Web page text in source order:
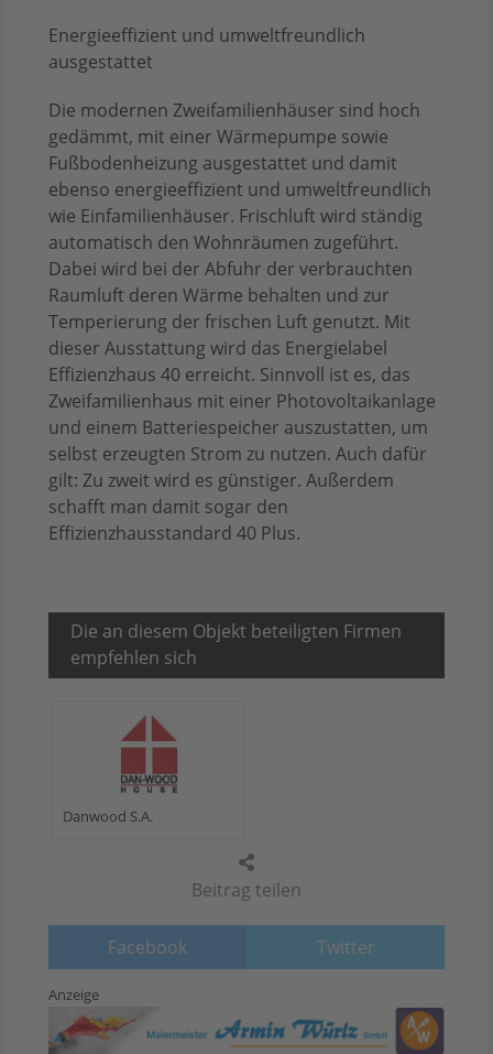
Beitrag teilen
Facebook Twitter
Energieeffizient und umweltfreundlich
ausgestattet
Die modernen Zweifamilienhäuser sind hoch
gedämmt, mit einer Wärmepumpe sowie
Fußbodenheizung ausgestattet und damit
ebenso energieeffizient und umweltfreundlich
wie Einfamilienhäuser. Frischluft wird ständig
automatisch den Wohnräumen zugeführt.
Dabei wird bei der Abfuhr der verbrauchten
Raumluft deren Wärme behalten und zur
Temperierung der frischen Luft genutzt. Mit
dieser Ausstattung wird das Energielabel
Effizienzhaus 40 erreicht. Sinnvoll ist es, das
Zweifamilienhaus mit einer Photovoltaikanlage
und einem Batteriespeicher auszustatten, um
selbst erzeugten Strom zu nutzen. Auch dafür
gilt: Zu zweit wird es günstiger. Außerdem
schafft man damit sogar den
Effizienzhausstandard 40 Plus.
Die an diesem Objekt beteiligten Firmen
empfehlen sich
Danwood S.A.
Anzeige